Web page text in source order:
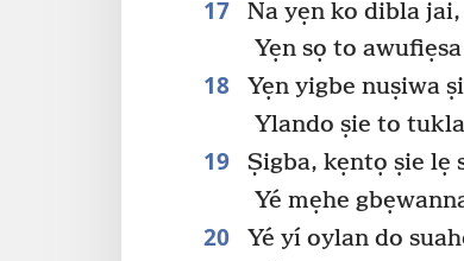
17
Na yẹn ko dibla jai,
Yẹn sọ to
18 Yẹn yigbe nuṣiwa
Ylando ṣie to
19 Ṣigba, kẹntọ ṣie lẹ
Yé mẹhe
20
Yé yí oylan do